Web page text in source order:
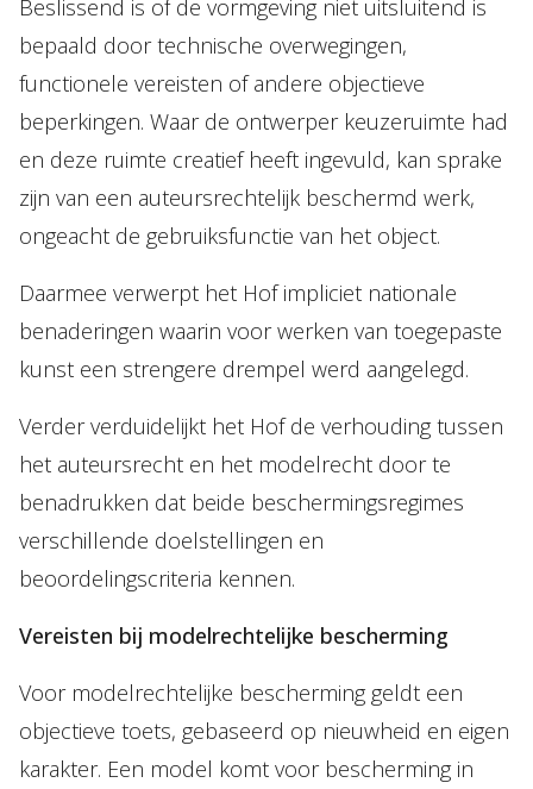
Beslissend is of de vormgeving niet uitsluitend is
bepaald door technische overwegingen,
functionele vereisten of andere objectieve
beperkingen. Waar de ontwerper keuzeruimte had
en deze ruimte creatief heeft ingevuld, kan sprake
zijn van een auteursrechtelijk beschermd werk,
ongeacht de gebruiksfunctie van het object.
Daarmee verwerpt het Hof impliciet nationale
benaderingen waarin voor werken van toegepaste
kunst een strengere drempel werd aangelegd.
Verder verduidelijkt het Hof de verhouding tussen
het auteursrecht en het modelrecht door te
benadrukken dat beide beschermingsregimes
verschillende doelstellingen en
beoordelingscriteria kennen.
Vereisten bij modelrechtelijke bescherming
Voor modelrechtelijke bescherming geldt een
objectieve toets, gebaseerd op nieuwheid en eigen
karakter. Een model komt voor bescherming in